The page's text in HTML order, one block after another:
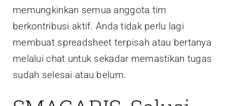
memungkinkan semua anggota tim
berkontribusi aktif. Anda tidak perlu lagi
membuat spreadsheet terpisah atau bertanya
melalui chat untuk sekadar memastikan tugas
sudah selesai atau belum.